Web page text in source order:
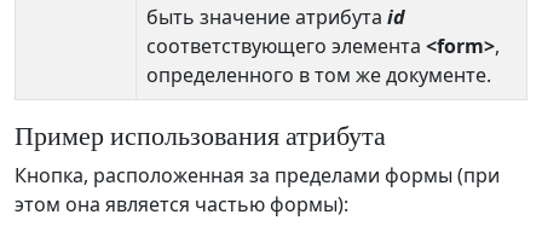
быть значение атрибута id
соответствующего элемента <form>,
определенного в том же документе.
Пример использования атрибута
Кнопка, расположенная за пределами формы (при
этом она является частью формы):